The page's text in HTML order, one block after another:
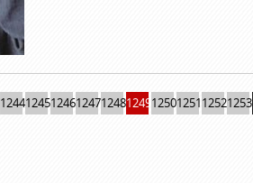
124412451246124712481249 1250125112521253